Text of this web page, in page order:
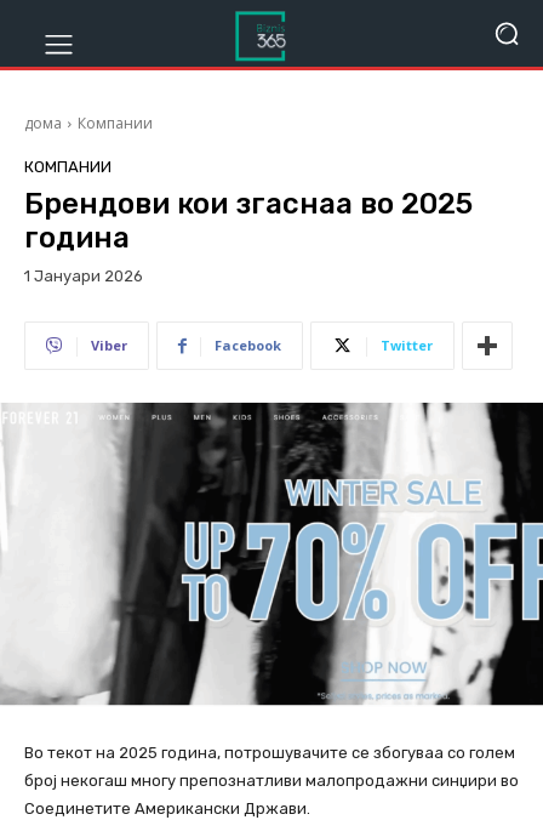
дома Компании
КОМПАНИИ
Брендови кои згаснаа во 2025
година
1 Јануари 2026
Viber Facebook Twitter
Во текот на 2025 година, потрошувачите се збогуваа со голем
број некогаш многу препознатливи малопродажни синџири во
Соединетите Американски Држави.